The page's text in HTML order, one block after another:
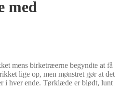
med
mens birketræerne begyndte at få
lige op, men mønstret gør at det
i hver ende. Tørklæde er blødt, lunt